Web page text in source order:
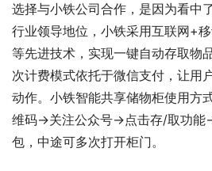
选择与小铁公司合作，是因为看中
行业领导地位，小铁采用互联网+
等先进技术，实现一键自动存取物
次计费模式依托于微信支付，让用
动作。小铁智能共享储物柜使用方
维码→关注公众号→点击存/取功能
包，中途可多次打开柜门。